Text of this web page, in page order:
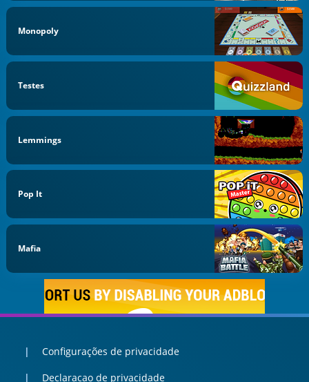
Monopoly
Testes
Lemmings
Pop It
Mafia
Configurações de privacidade
Declaracao de privacidade